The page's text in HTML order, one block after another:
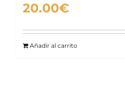
20.00€
Añadir al carrito